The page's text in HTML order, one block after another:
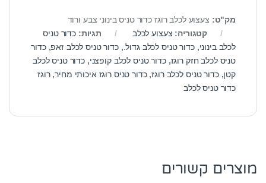
מק"ט: צעצוע לכלב רוגז כדור טניס בינוני צבע ורוד
קטגוריה: צעצוע לכלב תגיות: כדור טניס
לכלב בינוני,כדור טניס לכלב גדול.,כדור טניס לכלב זאפ,כדור
טניס לכלב חזק רוגז,כדור טניס לכלב קופצני,כדור טניס לכלב
קטן,כדור טניס לכלב רוגז,כדור טניס רוגז איכותי מחיר,רוגז
כדור טניס לכלב
מוצרים קשורים